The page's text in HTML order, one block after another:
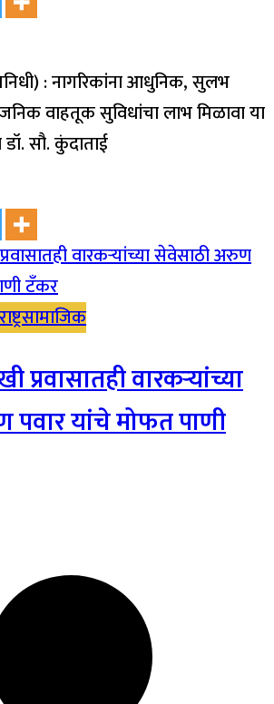
: नागरिकांना आधुनिक, सुलभ
वाहतूक सुविधांचा लाभ मिळावा या
सौ. कुंदाताई
सामाजिक
प्रवासातही वारकऱ्यांच्या
यांचे मोफत पाणी